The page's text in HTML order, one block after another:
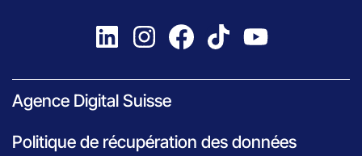
Agence Digital Suisse
Politique de récupération des données